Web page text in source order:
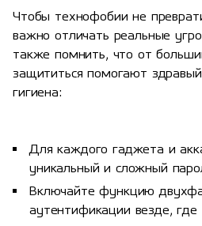
Чтобы технофобии не
важно отличать реальные
также помнить, что от
защититься помогают
гигиена:
Для каждого гаджета и
уникальный и сложный
Включайте функцию
аутентификации везде, где